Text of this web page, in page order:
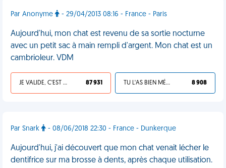
Par Anonyme - 29/04/2013 08:16 - France - Paris
Aujourd'hui, mon chat est revenu de sa sortie nocturne
avec un petit sac à main rempli d'argent. Mon chat est un
cambrioleur. VDM
JE VALIDE, C'EST UNE VDM 87 931 TU L'AS BIEN MÉRITÉ 8 908
Par Snark - 08/06/2018 22:30 - France - Dunkerque
Aujourd'hui, j'ai découvert que mon chat venait lécher le
dentifrice sur ma brosse à dents, après chaque utilisation.